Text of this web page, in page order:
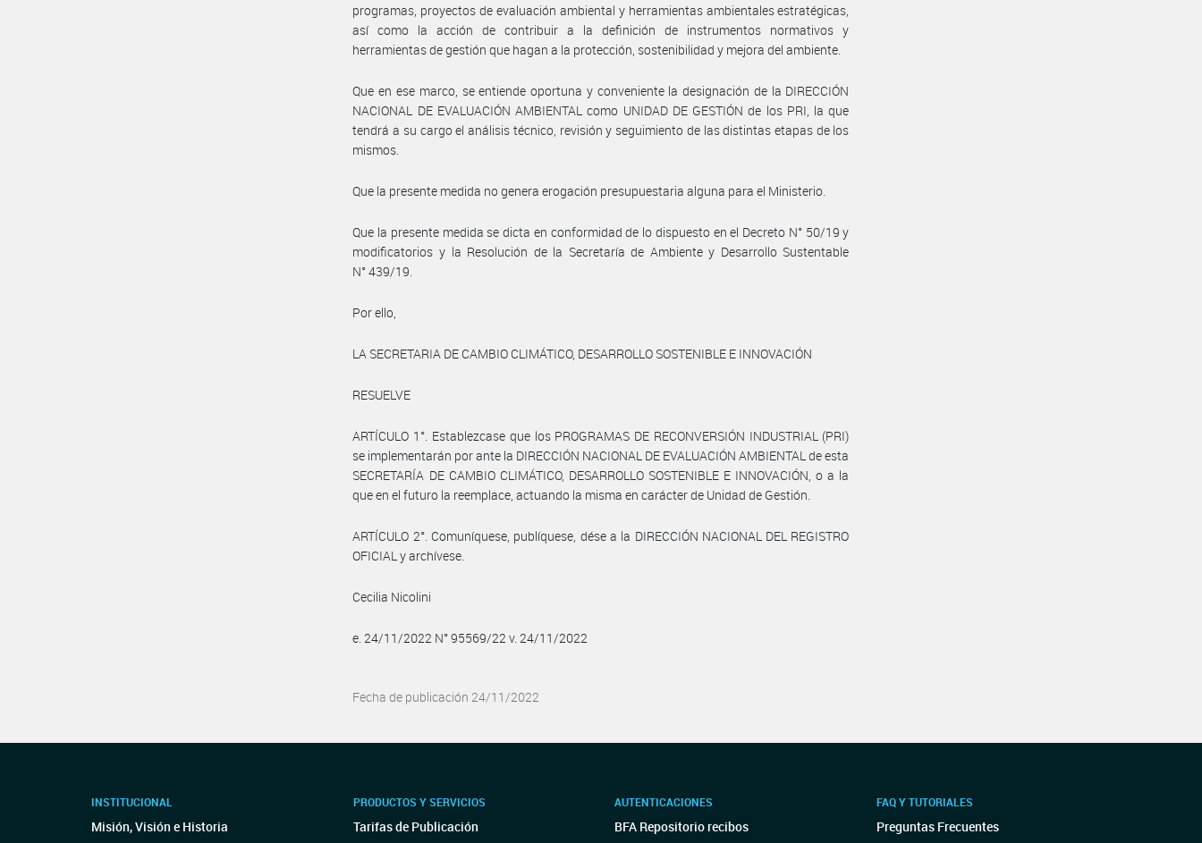
programas, proyectos de evaluación ambiental y herramientas ambientales estratégicas,
así como la acción de contribuir a la definición de instrumentos normativos y
herramientas de gestión que hagan a la protección, sostenibilidad y mejora del ambiente.
Que en ese marco, se entiende oportuna y conveniente la designación de la DIRECCIÓN
NACIONAL DE EVALUACIÓN AMBIENTAL como UNIDAD DE GESTIÓN de los PRI, la que
tendrá a su cargo el análisis técnico, revisión y seguimiento de las distintas etapas de los
mismos.
Que la presente medida no genera erogación presupuestaria alguna para el Ministerio.
Que la presente medida se dicta en conformidad de lo dispuesto en el Decreto N° 50/19 y
modificatorios y la Resolución de la Secretaría de Ambiente y Desarrollo Sustentable
N° 439/19.
Por ello,
LA SECRETARIA DE CAMBIO CLIMÁTICO, DESARROLLO SOSTENIBLE E INNOVACIÓN
RESUELVE
ARTÍCULO 1°. Establezcase que los PROGRAMAS DE RECONVERSIÓN INDUSTRIAL (PRI)
se implementarán por ante la DIRECCIÓN NACIONAL DE EVALUACIÓN AMBIENTAL de esta
SECRETARÍA DE CAMBIO CLIMÁTICO, DESARROLLO SOSTENIBLE E INNOVACIÓN, o a la
que en el futuro la reemplace, actuando la misma en carácter de Unidad de Gestión.
ARTÍCULO 2°. Comuníquese, publíquese, dése a la DIRECCIÓN NACIONAL DEL REGISTRO
OFICIAL y archívese.
Cecilia Nicolini
e. 24/11/2022 N° 95569/22 v. 24/11/2022
Fecha de publicación 24/11/2022
INSTITUCIONAL
Misión, Visión e Historia
PRODUCTOS Y SERVICIOS
Tarifas de Publicación
AUTENTICACIONES
BFA Repositorio recibos
FAQ Y TUTORIALES
Preguntas Frecuentes